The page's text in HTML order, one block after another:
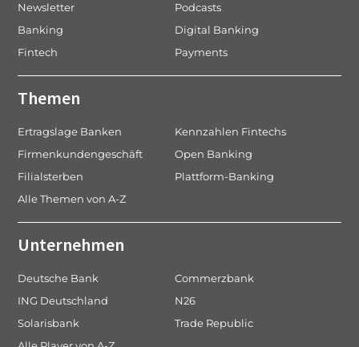
Newsletter
Podcasts
Banking
Digital Banking
Fintech
Payments
Themen
Ertragslage Banken
Kennzahlen Fintechs
Firmenkundengeschäft
Open Banking
Filialsterben
Plattform-Banking
Alle Themen von A-Z
Unternehmen
Deutsche Bank
Commerzbank
ING Deutschland
N26
Solarisbank
Trade Republic